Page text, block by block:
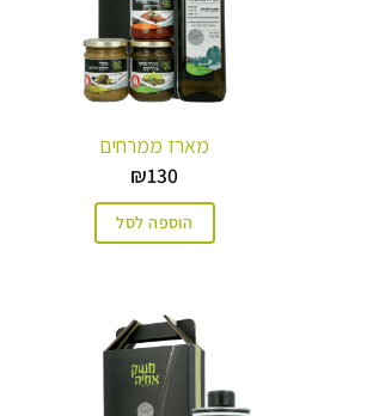
מארז ממרחים
₪130
הוספה לסל